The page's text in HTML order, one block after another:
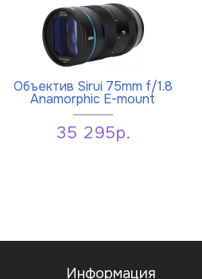
Объектив Sirui 75mm f/1.8
Anamorphic E-mount
35 295р.
Информация